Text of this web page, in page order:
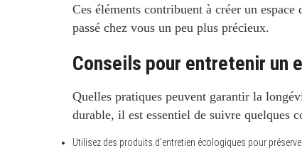
Ces éléments contribuent à créer un
passé chez vous un peu plus précieux.
Conseils pour entretenir un
Quelles pratiques peuvent garantir la
durable, il est essentiel de suivre quelques
Utilisez des produits d’entretien écologiques pour